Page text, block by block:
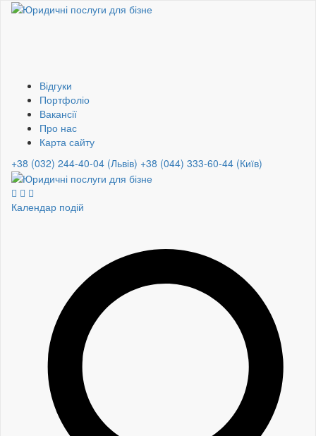
Відгуки
Портфоліо
Вакансії
Про нас
Карта сайту
+38 (032) 244-40-04 (Львів) +38 (044) 333-60-44 (Київ)
Календар подій